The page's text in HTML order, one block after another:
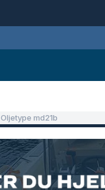
Oljetype md21b